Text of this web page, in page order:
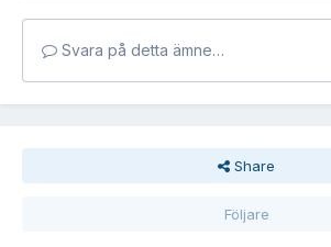
Svara på detta ämne…
Share
Följare